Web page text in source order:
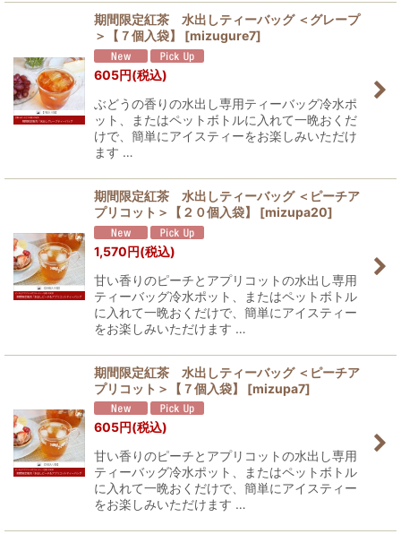
期間限定紅茶 水出しティーバッグ ＜グレープ
＞【７個入袋】
[mizugure7]
605円(税込)
ぶどうの香りの水出し専用ティーバッグ冷水ポ
ット、またはペットボトルに入れて一晩おくだ
けで、簡単にアイスティーをお楽しみいただけ
ます …
期間限定紅茶 水出しティーバッグ ＜ピーチア
プリコット＞【２０個入袋】
[mizupa20]
1,570円(税込)
甘い香りのピーチとアプリコットの水出し専用
ティーバッグ冷水ポット、またはペットボトル
に入れて一晩おくだけで、簡単にアイスティー
をお楽しみいただけます …
期間限定紅茶 水出しティーバッグ ＜ピーチア
プリコット＞【７個入袋】
[mizupa7]
605円(税込)
甘い香りのピーチとアプリコットの水出し専用
ティーバッグ冷水ポット、またはペットボトル
に入れて一晩おくだけで、簡単にアイスティー
をお楽しみいただけます …